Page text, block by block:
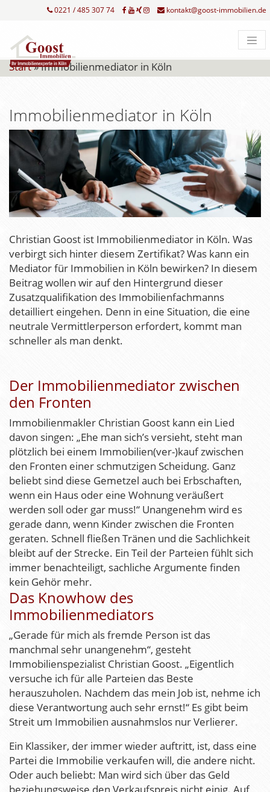
0221 / 485 307 74 kontakt@goost-immobilien.de
Start»Immobilienmediator in Köln
Immobilienmediator in Köln
Christian Goost ist Immobilienmediator in Köln. Was
verbirgt sich hinter diesem Zertifikat? Was kann ein
Mediator für Immobilien in Köln bewirken? In diesem
Beitrag wollen wir auf den Hintergrund dieser
Zusatzqualifikation des Immobilienfachmanns
detailliert eingehen. Denn in eine Situation, die eine
neutrale Vermittlerperson erfordert, kommt man
schneller als man denkt.
Der Immobilienmediator zwischen
den Fronten
Immobilienmakler Christian Goost kann ein Lied
davon singen: „Ehe man sich’s versieht, steht man
plötzlich bei einem Immobilien(ver-)kauf zwischen
den Fronten einer schmutzigen Scheidung. Ganz
beliebt sind diese Gemetzel auch bei Erbschaften,
wenn ein Haus oder eine Wohnung veräußert
werden soll oder gar muss!“ Unangenehm wird es
gerade dann, wenn Kinder zwischen die Fronten
geraten. Schnell fließen Tränen und die Sachlichkeit
bleibt auf der Strecke. Ein Teil der Parteien fühlt sich
immer benachteiligt, sachliche Argumente finden
kein Gehör mehr.
Das Knowhow des
Immobilienmediators
„Gerade für mich als fremde Person ist das
manchmal sehr unangenehm“, gesteht
Immobilienspezialist Christian Goost. „Eigentlich
versuche ich für alle Parteien das Beste
herauszuholen. Nachdem das mein Job ist, nehme ich
diese Verantwortung auch sehr ernst!“ Es gibt beim
Streit um Immobilien ausnahmslos nur Verlierer.
Ein Klassiker, der immer wieder auftritt, ist, dass eine
Partei die Immobilie verkaufen will, die andere nicht.
Oder auch beliebt: Man wird sich über das Geld